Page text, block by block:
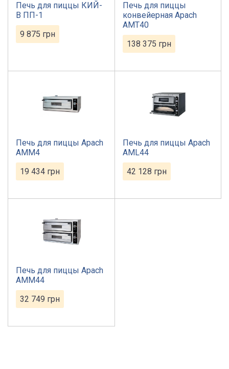
Печь для пиццы КИЙ-
В ПП-1
9 875 грн
Печь для пиццы
конвейерная Apach
AMT40
138 375 грн
Печь для пиццы Apach
АMМ4
19 434 грн
Печь для пиццы Apach
AML44
42 128 грн
Печь для пиццы Apach
АMМ44
32 749 грн